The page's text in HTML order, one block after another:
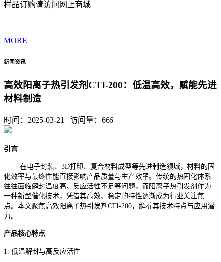
样品订购请访问网上商城
MORE
新闻资讯
高效阳离子热引发剂CTI-200：低温高效，赋能先进
材料制造
时间：2025-03-21 访问量： 666
引言
在电子封装、3D打印、复合材料成型等先进制造领域，材料的固
化效率与最终性能直接影响产品质量与生产效率。传统的热固化体系
往往面临解封温度高、反应活性不足等问题，而阳离子热引发剂作为
一种新型催化技术，凭借其高效、稳定的特性逐渐成为行业关注焦
点。本文聚焦高效阳离子热引发剂CTI-200，解析其技术特点与应用潜
力。
产品核心特点
1. 低温解封与高反应活性